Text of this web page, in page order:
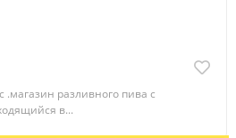
.магазин разливного пива с
в...